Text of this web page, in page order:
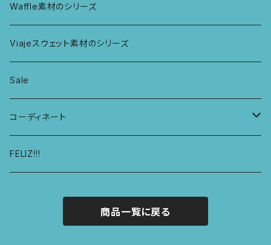
総レースショーツ
レディースボクサー
KIDS ラグランスリーブ長袖トップス
KIDS アラジンパンツ
KIDS ジョギングパンツ
KIDS レギンス
KIDS スウェットパーカー
ラグ
なべつかみ
プフ
パーカー
ジャケット
Waffle素材のシリーズ
Viajeスウェット素材のシリーズ
Sale
コーディネート
コーディネート1
FELIZ!!!
商品一覧に戻る